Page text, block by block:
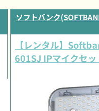
ソフトバンク
【レンタル】
601SJ IPマイクセッ